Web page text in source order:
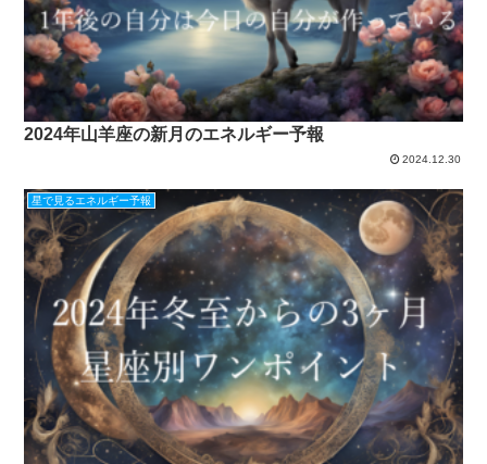
2024年山羊座の新月のエネルギー予報
2024.12.30
星で見るエネルギー予報